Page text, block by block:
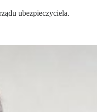
ubezpieczyciela.